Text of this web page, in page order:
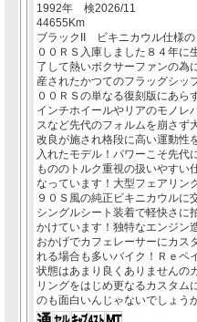
1992年 検2026/11
44655Km
ブラックII ビキニカウル仕様の
００ＲＳ入庫しました８４年に
了して熱いボクサーファンの為
産されたかつてのフラッグシッ
００ＲＳの単なる復刻版にあら
インチホイールやリアのモノレ
スなど先代のフォルムを崩さず
改良が施され格段に高い運動性
入れたモデル！パワーこそ先代
もののトルク重視の扱いやすい
なっています！大型フェアリン
９０Ｓ風の純正ビキニカウルに
シングルシート装着で軽快さに
かけています！独特なエンジン
おかげでカフェレーサーにカス
れる場合も多いバイク！Ｒｅペ
状態はあまり良くありませんの
リングをはじめ更なるカスタム
のも面白いんじゃないでしょう